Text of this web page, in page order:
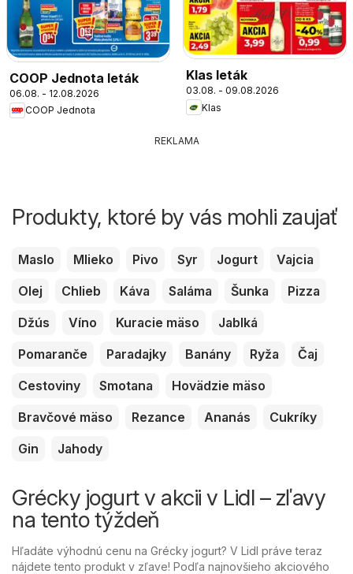
COOP Jednota leták
06.08. - 12.08.2026
COOP Jednota
Klas leták
03.08. - 09.08.2026
Klas
REKLAMA
Produkty, ktoré by vás mohli zaujať
Maslo Mlieko Pivo Syr Jogurt
Vajcia
Olej
Chlieb Káva Saláma Šunka
Pizza
Džús
Víno Kuracie mäso
Jablká
Pomaranče
Paradajky Banány Ryža
Čaj
Cestoviny
Smotana
Hovädzie mäso
Bravčové mäso
Rezance Ananás
Cukríky
Gin
Jahody
Grécky jogurt v akcii v Lidl – zľavy
na tento týždeň
Hľadáte výhodnú cenu na Grécky jogurt? V Lidl práve teraz
nájdete tento produkt v zľave! Podľa najnovšieho akciového